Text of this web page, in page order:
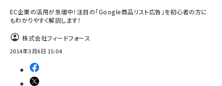
EC企業の活用が急増中！注目の「Google商品リスト広告」を初心者の方に
もわかりやすく解説します！
株式会社フィードフォース
2014年3月6日 15:04